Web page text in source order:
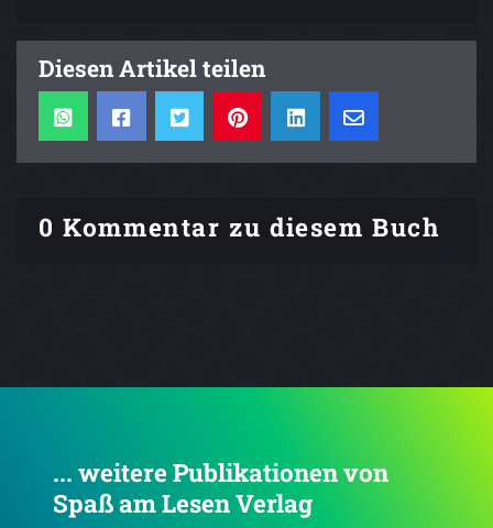
Diesen Artikel teilen
0 Kommentar zu diesem Buch
... weitere Publikationen von
Spaß am Lesen Verlag